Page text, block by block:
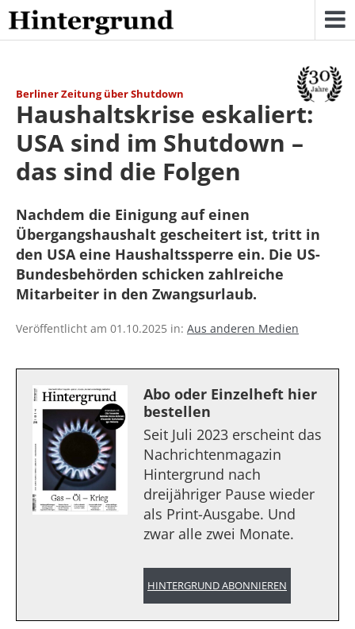
Skip
to
content
Berliner Zeitung über Shutdown
Haushaltskrise eskaliert:
USA sind im Shutdown –
das sind die Folgen
Nachdem die Einigung auf einen
Übergangshaushalt gescheitert ist, tritt in
den USA eine Haushaltssperre ein. Die US-
Bundesbehörden schicken zahlreiche
Mitarbeiter in den Zwangsurlaub.
Veröffentlicht am 01.10.2025 in: Aus anderen Medien
Abo oder Einzelheft hier
bestellen
Seit Juli 2023 erscheint das
Nachrichtenmagazin
Hintergrund nach
dreijähriger Pause wieder
als Print-Ausgabe. Und
zwar alle zwei Monate.
HINTERGRUND ABONNIEREN